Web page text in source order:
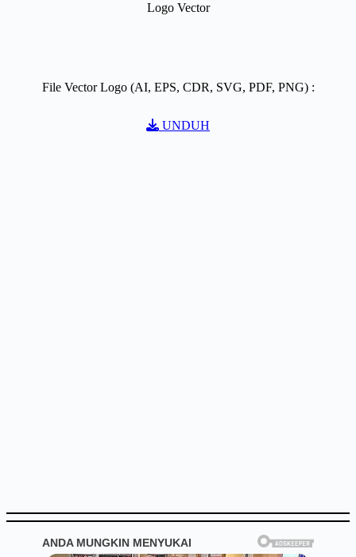
Logo Vector
File Vector Logo (AI, EPS, CDR, SVG, PDF, PNG) :
UNDUH